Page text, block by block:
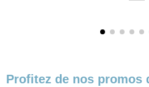
Profitez de nos promos